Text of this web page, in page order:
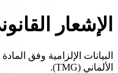
الإشعار
الألماني (TMG).